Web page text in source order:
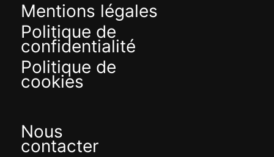
Mentions légales
Politique de
confidentialité
Politique de
cookies
Nous
contacter